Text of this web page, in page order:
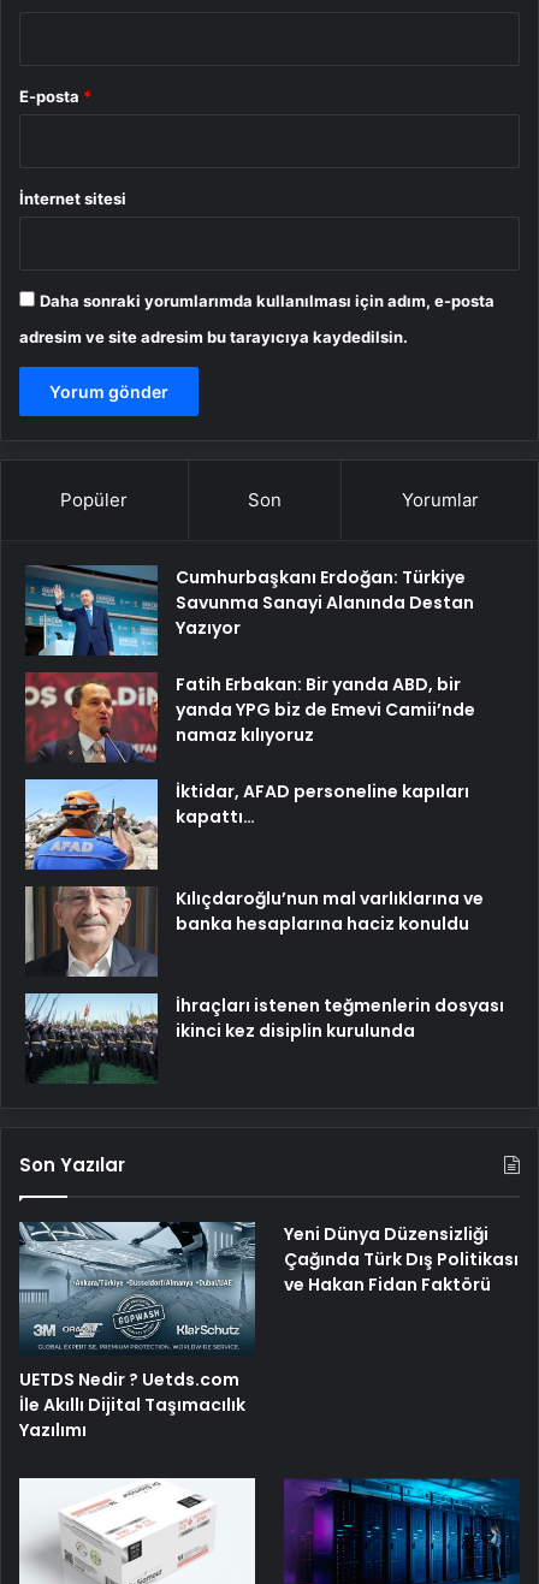
E-posta *
İnternet sitesi
Daha sonraki yorumlarımda kullanılması için adım, e-posta
adresim ve site adresim bu tarayıcıya kaydedilsin.
Popüler Son Yorumlar
Cumhurbaşkanı Erdoğan: Türkiye
Savunma Sanayi Alanında Destan
Yazıyor
Fatih Erbakan: Bir yanda ABD, bir
yanda YPG biz de Emevi Camii’nde
namaz kılıyoruz
İktidar, AFAD personeline kapıları
kapattı…
Kılıçdaroğlu’nun mal varlıklarına ve
banka hesaplarına haciz konuldu
İhraçları istenen teğmenlerin dosyası
ikinci kez disiplin kurulunda
Son Yazılar
UETDS Nedir ? Uetds.com
İle Akıllı Dijital Taşımacılık
Yazılımı
Yeni Dünya Düzensizliği
Çağında Türk Dış Politikası
ve Hakan Fidan Faktörü